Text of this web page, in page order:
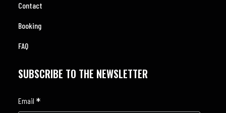
Contact
Booking
FAQ
SUBSCRIBE TO THE NEWSLETTER
Email *